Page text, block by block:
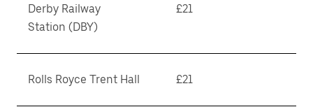
Derby Railway
Station (DBY)
£21
Rolls Royce Trent Hall £21